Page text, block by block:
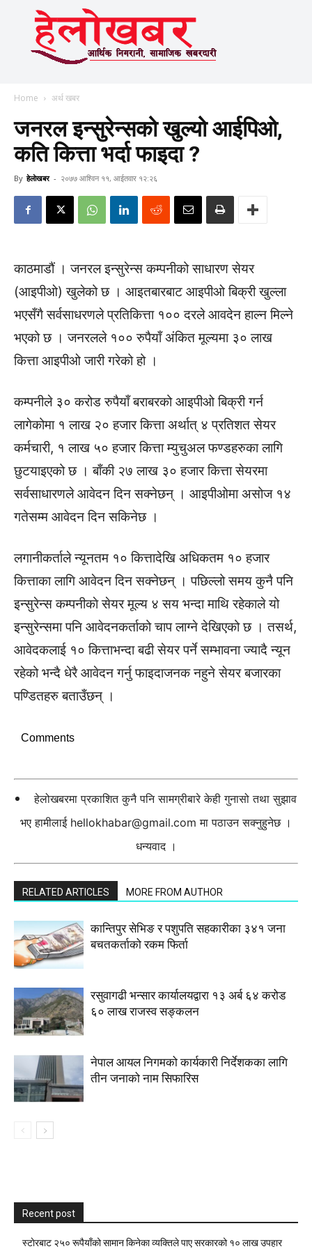
Home अर्थ खबर
जनरल इन्सुरेन्सको खुल्यो आईपिओ,
कति कित्ता भर्दा फाइदा ?
By हेलाेखबर - २०७७ आश्विन ११, आईतवार १२:२६
काठमाडौं । जनरल इन्सुरेन्स कम्पनीको साधारण सेयर
(आइपीओ) खुलेको छ । आइतबारबाट आइपीओ बिक्री खुल्ला
भएसँगै सर्वसाधरणले प्रतिकित्ता १०० दरले आवदेन हाल्न मिल्ने
भएको छ । जनरलले १०० रुपैयाँ अंकित मूल्यमा ३० लाख
कित्ता आइपीओ जारी गरेको हो ।
कम्पनीले ३० करोड रुपैयाँ बराबरको आइपीओ बिक्री गर्न
लागेकोमा १ लाख २० हजार कित्ता अर्थात् ४ प्रतिशत सेयर
कर्मचारी, १ लाख ५० हजार कित्ता म्युचुअल फण्डहरुका लागि
छुटयाइएको छ । बाँकी २७ लाख ३० हजार कित्ता सेयरमा
सर्वसाधारणले आवेदन दिन सक्नेछन् । आइपीओमा असोज १४
गतेसम्म आवेदन दिन सकिनेछ ।
लगानीकर्ताले न्यूनतम १० कित्तादेखि अधिकतम १० हजार
कित्ताका लागि आवेदन दिन सक्नेछन् । पछिल्लो समय कुनै पनि
इन्सुरेन्स कम्पनीकाे सेयर मूल्य ४ सय भन्दा माथि रहेकाले यो
इन्सुरेन्समा पनि आवेदनकर्ताको चाप लाग्ने देखिएको छ । तसर्थ,
आवेदकलाई १० कित्ताभन्दा बढी सेयर पर्ने सम्भावना ज्यादै न्यून
रहेको भन्दै धेरै आवेदन गर्नु फाइदाजनक नहुने सेयर बजारका
पण्डितहरु बताउँछन् ।
Comments
हेलोखबरमा प्रकाशित कुनै पनि सामग्रीबारे केही गुनासो तथा सुझाव
भए हामीलाई hellokhabar@gmail.com मा पठाउन सक्नुहुनेछ ।
धन्यवाद ।
RELATED ARTICLES MORE FROM AUTHOR
कान्तिपुर सेभिङ र पशुपति सहकारीका ३४१ जना
बचतकर्ताको रकम फिर्ता
रसुवागढी भन्सार कार्यालयद्वारा १३ अर्ब ६४ करोड
६० लाख राजस्व सङ्कलन
नेपाल आयल निगमको कार्यकारी निर्देशकका लागि
तीन जनाको नाम सिफारिस
Recent post
स्टाेरबाट २५० रूपैयाँको सामान किनेका व्यक्तिले पाए सरकारको १० लाख उपहार